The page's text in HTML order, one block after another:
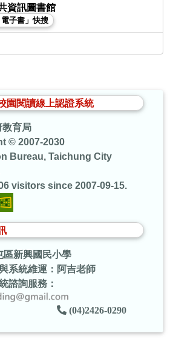
資訊圖書館
電子書」快搜
園閱讀線上認證系統
教育局
2007-2030
Taichung City
visitors since 2007-09-15.
區新興國民小學
統維運：阿吉老師
服務：
(04)2426-0290